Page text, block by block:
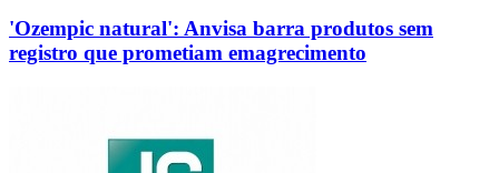
'Ozempic natural': Anvisa barra produtos sem
registro que prometiam emagrecimento